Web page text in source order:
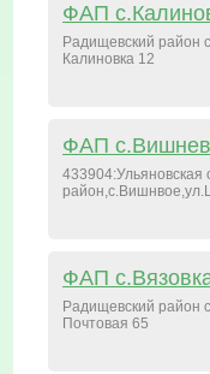
ФАП
Радищевский район
Калиновка 12
ФАП
433904:Ульяновская
ФАП
Радищевский район
Почтовая 65